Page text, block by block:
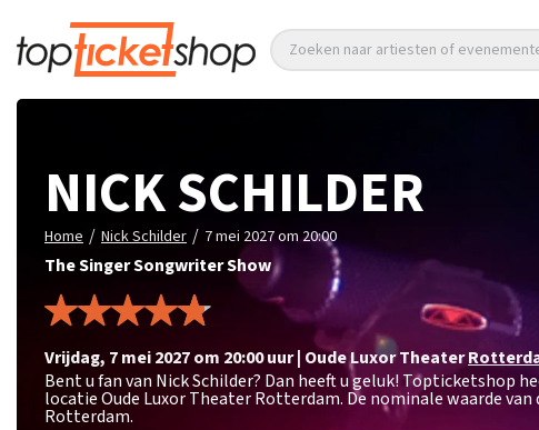
Zoeken naar artiesten of
NICK SCHILDER
Home / Nick Schilder / 7 mei 2027 om 20:00
The Singer Songwriter Show
vrijdag, 7 mei 2027 om 20:00uur| Oude Luxor Theater
Bent u fan van Nick Schilder? Dan heeft u geluk! Topticketshop
locatie Oude Luxor Theater Rotterdam. De nominale waarde
Rotterdam.